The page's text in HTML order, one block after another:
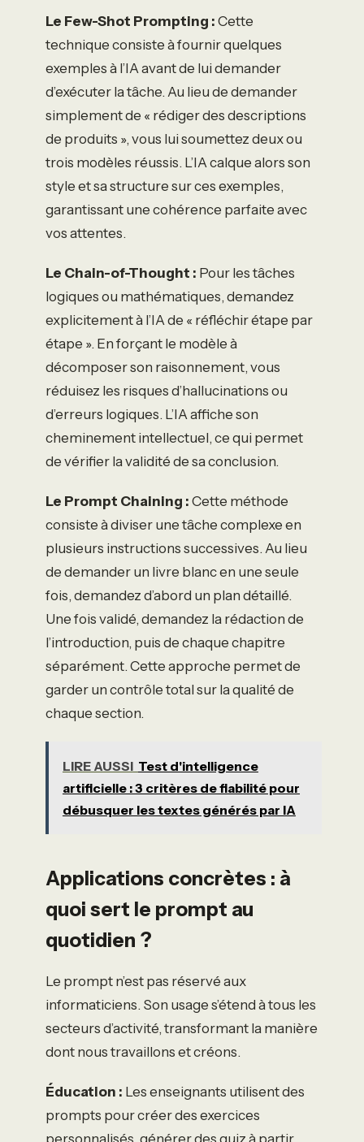
Le Few-Shot Prompting : Cette
technique consiste à fournir quelques
exemples à l’IA avant de lui demander
d’exécuter la tâche. Au lieu de demander
simplement de « rédiger des descriptions
de produits », vous lui soumettez deux ou
trois modèles réussis. L’IA calque alors son
style et sa structure sur ces exemples,
garantissant une cohérence parfaite avec
vos attentes.
Le Chain-of-Thought : Pour les tâches
logiques ou mathématiques, demandez
explicitement à l’IA de « réfléchir étape par
étape ». En forçant le modèle à
décomposer son raisonnement, vous
réduisez les risques d’hallucinations ou
d’erreurs logiques. L’IA affiche son
cheminement intellectuel, ce qui permet
de vérifier la validité de sa conclusion.
Le Prompt Chaining : Cette méthode
consiste à diviser une tâche complexe en
plusieurs instructions successives. Au lieu
de demander un livre blanc en une seule
fois, demandez d’abord un plan détaillé.
Une fois validé, demandez la rédaction de
l’introduction, puis de chaque chapitre
séparément. Cette approche permet de
garder un contrôle total sur la qualité de
chaque section.
LIRE AUSSI Test d'intelligence
artificielle : 3 critères de fiabilité pour
débusquer les textes générés par IA
Applications concrètes : à
quoi sert le prompt au
quotidien ?
Le prompt n’est pas réservé aux
informaticiens. Son usage s’étend à tous les
secteurs d’activité, transformant la manière
dont nous travaillons et créons.
Éducation : Les enseignants utilisent des
prompts pour créer des exercices